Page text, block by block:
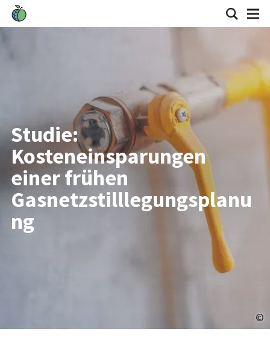
©
Studie:
Kosteneinsparungen
einer frühen
Gasnetzstilllegungsplanu
ng